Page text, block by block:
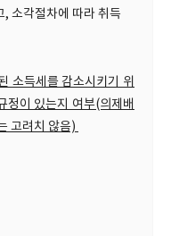
소각절차에 따라 취득
소득세를 감소시키기 위
정이 있는지 여부(의제배
고려치 않음)